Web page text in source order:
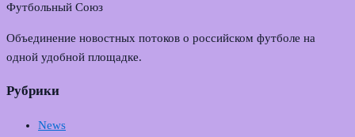
Футбольный Союз
Объединение новостных потоков о российском футболе на
одной удобной площадке.
Рубрики
News